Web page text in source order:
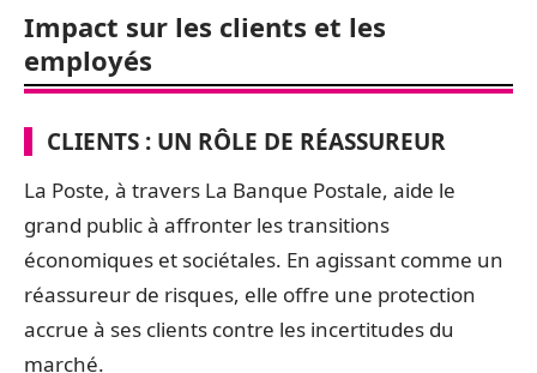
Impact sur les clients et les
employés
CLIENTS : UN RÔLE DE RÉASSUREUR
La Poste, à travers La Banque Postale, aide le
grand public à affronter les transitions
économiques et sociétales. En agissant comme un
réassureur de risques, elle offre une protection
accrue à ses clients contre les incertitudes du
marché.